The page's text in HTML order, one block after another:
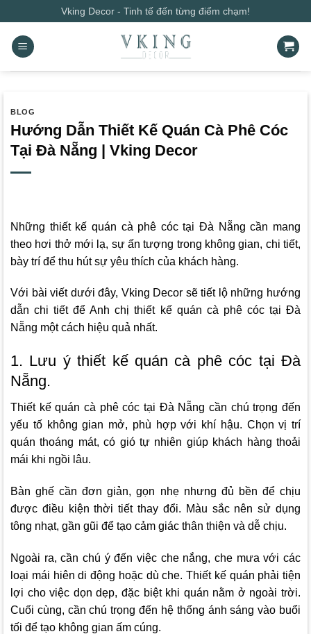
qua
nội
dung
Vking Decor - Tinh tế đến từng điểm chạm!
BLOG
Hướng Dẫn Thiết Kế Quán Cà Phê Cóc
Tại Đà Nẵng | Vking Decor
Những thiết kế quán cà phê cóc tại Đà Nẵng cần mang
theo hơi thở mới lạ, sự ấn tượng trong không gian, chi tiết,
bày trí để thu hút sự yêu thích của khách hàng.
Với bài viết dưới đây, Vking Decor sẽ tiết lộ những hướng
dẫn chi tiết để Anh chị thiết kế quán cà phê cóc tại Đà
Nẵng một cách hiệu quả nhất.
1. Lưu ý thiết kế quán cà phê cóc tại Đà
Nẵng.
Thiết kế quán cà phê cóc tại Đà Nẵng cần chú trọng đến
yếu tố không gian mở, phù hợp với khí hậu. Chọn vị trí
quán thoáng mát, có gió tự nhiên giúp khách hàng thoải
mái khi ngồi lâu.
Bàn ghế cần đơn giản, gọn nhẹ nhưng đủ bền để chịu
được điều kiện thời tiết thay đổi. Màu sắc nên sử dụng
tông nhạt, gần gũi để tạo cảm giác thân thiện và dễ chịu.
Ngoài ra, cần chú ý đến việc che nắng, che mưa với các
loại mái hiên di động hoặc dù che. Thiết kế quán phải tiện
lợi cho việc dọn dẹp, đặc biệt khi quán nằm ở ngoài trời.
Cuối cùng, cần chú trọng đến hệ thống ánh sáng vào buổi
tối để tạo không gian ấm cúng.